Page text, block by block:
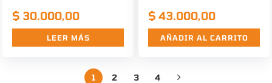
$ 30.000,00
LEER MÁS
$ 43.000,00
AÑADIR AL CARRITO
1 2 3 4